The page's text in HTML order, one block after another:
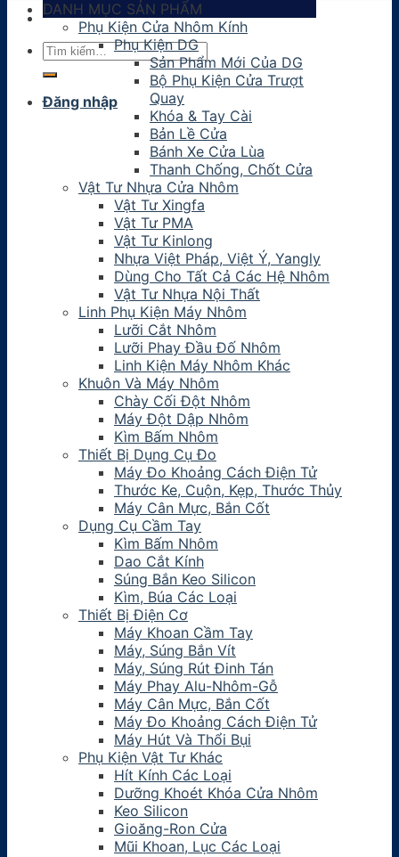
Tìm
Đăng nhập
DANH MỤC SẢN PHẨM
Phụ Kiện Cửa Nhôm Kính
Phụ Kiện DG
Sản Phẩm Mới Của DG
Bộ Phụ Kiện Cửa Trượt
Quay
Khóa & Tay Cài
Bản Lề Cửa
Bánh Xe Cửa Lùa
Thanh Chống, Chốt Cửa
Vật Tư Nhựa Cửa Nhôm
Vật Tư Xingfa
Vật Tư PMA
Vật Tư Kinlong
Nhựa Việt Pháp, Việt Ý, Yangly
Dùng Cho Tất Cả Các Hệ Nhôm
Vật Tư Nhựa Nội Thất
Linh Phụ Kiện Máy Nhôm
Lưỡi Cắt Nhôm
Lưỡi Phay Đầu Đố Nhôm
Linh Kiện Máy Nhôm Khác
Khuôn Và Máy Nhôm
Chày Cối Đột Nhôm
Máy Đột Dập Nhôm
Kìm Bấm Nhôm
Thiết Bị Dụng Cụ Đo
Máy Đo Khoảng Cách Điện Tử
Thước Ke, Cuộn, Kẹp, Thước Thủy
Máy Cân Mực, Bắn Cốt
Dụng Cụ Cầm Tay
Kìm Bấm Nhôm
Dao Cắt Kính
Súng Bắn Keo Silicon
Kìm, Búa Các Loại
Thiết Bị Điện Cơ
Máy Khoan Cầm Tay
Máy, Súng Bắn Vít
Máy, Súng Rút Đinh Tán
Máy Phay Alu-Nhôm-Gỗ
Máy Cân Mực, Bắn Cốt
Máy Đo Khoảng Cách Điện Tử
Máy Hút Và Thổi Bụi
Phụ Kiện Vật Tư Khác
Hít Kính Các Loại
Dưỡng Khoét Khóa Cửa Nhôm
Keo Silicon
Gioăng-Ron Cửa
Mũi Khoan, Lục Các Loại